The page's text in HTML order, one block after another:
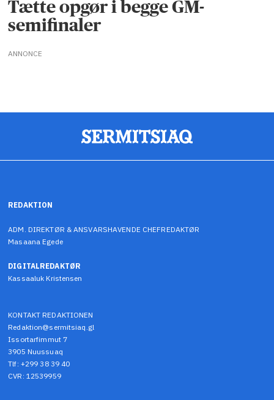
Tætte opgør i begge GM-
semifinaler
ANNONCE
REDAKTION
ADM. DIREKTØR & ANSVARSHAVENDE CHEFREDAKTØR
Masaana Egede
DIGITALREDAKTØR
Kassaaluk Kristensen
KONTAKT REDAKTIONEN
Redaktion@sermitsiaq.gl
Issortarfimmut 7
3905 Nuussuaq
Tlf: +299 38 39 40
CVR: 12539959